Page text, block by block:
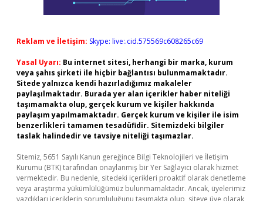
Reklam ve İletişim: Skype: live:.cid.575569c608265c69
Yasal Uyarı: Bu internet sitesi, herhangi bir marka, kurum
veya şahıs şirketi ile hiçbir bağlantısı bulunmamaktadır.
Sitede yalnızca kendi hazırladığımız makaleler
paylaşılmaktadır. Burada yer alan içerikler haber niteliği
taşımamakta olup, gerçek kurum ve kişiler hakkında
paylaşım yapılmamaktadır. Gerçek kurum ve kişiler ile isim
benzerlikleri tamamen tesadüfidir. Sitemizdeki bilgiler
taslak halindedir ve tavsiye niteliği taşımazlar.
Sitemiz, 5651 Sayılı Kanun gereğince Bilgi Teknolojileri ve İletişim
Kurumu (BTK) tarafından onaylanmış bir Yer Sağlayıcı olarak hizmet
vermektedir. Bu nedenle, sitedeki içerikleri proaktif olarak denetleme
veya araştırma yükümlülüğümüz bulunmamaktadır. Ancak, üyelerimiz
yazdıkları içeriklerin sorumluluğunu taşımakta olup, siteye üye olarak